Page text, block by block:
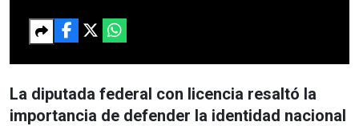
La diputada federal con licencia resaltó la
importancia de defender la identidad nacional